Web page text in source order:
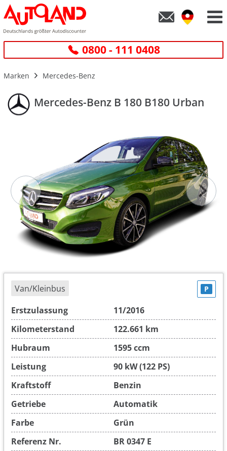
0800 - 111 0408
Marken Mercedes-Benz
Mercedes-Benz B 180 B180 Urban
Van/Kleinbus P
Erstzulassung
11/2016
Kilometerstand
122.661 km
Hubraum
1595 ccm
Leistung
90 kW (122 PS)
Kraftstoff
Benzin
Getriebe
Automatik
Farbe
Grün
Referenz Nr.
BR 0347 E